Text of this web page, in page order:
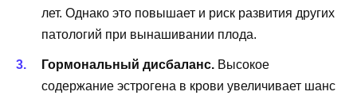
лет. Однако это повышает и риск развития других
патологий при вынашивании плода.
Гормональный дисбаланс. Высокое
содержание эстрогена в крови увеличивает шанс